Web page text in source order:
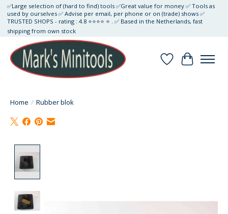
✅Large selection of (hard to find) tools ✅Great value for money ✅ Tools as
used by ourselves ✅ Advise per email, per phone or on (trade) shows ✅
TRUSTED SHOPS - rating : 4.8 ⭐⭐⭐⭐ ⭐ . ✅ Based in the Netherlands, fast
shipping from own stock
Verlanglijst
Home / Rubber blok